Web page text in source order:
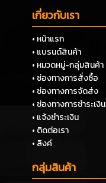
เกี่ยวกับเรา
• หน้าแรก
• แบรนด์สินค้า
• หมวดหมู่-กลุ่มสินค้า
• ช่องทางการสั่งซื้อ
• ช่องทางการจัดส่ง
• ช่องทางการชำระเงิน
• แจ้งชำระเงิน
• ติดต่อเรา
• ลิงค์
กลุ่มสินค้า